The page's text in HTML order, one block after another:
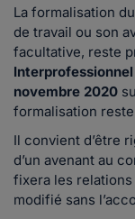
La formalisation
de travail ou son
facultative, reste
novembre 2020
formalisation
Il convient d’être
d’un avenant au
fixera les
modifié sans